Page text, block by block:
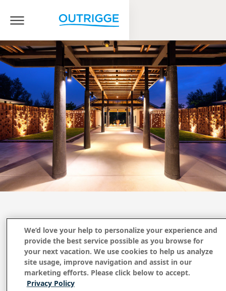
ロングステイ・セール
5泊以上ご宿泊いただくと、以下の特典付きで最大
We’d love your help to personalize your experience and
provide the best service possible as you browse for
your next vacation. We use cookies to help us analyze
site usage, improve navigation and assist in our
marketing efforts. Please click below to accept.
Privacy Policy